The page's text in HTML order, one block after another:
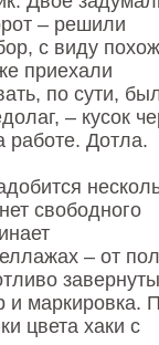
– решили
с виду
приехали
по сути,
– кусок
работе. Дотла.
свободного
– от
и маркировка.
цвета хаки с